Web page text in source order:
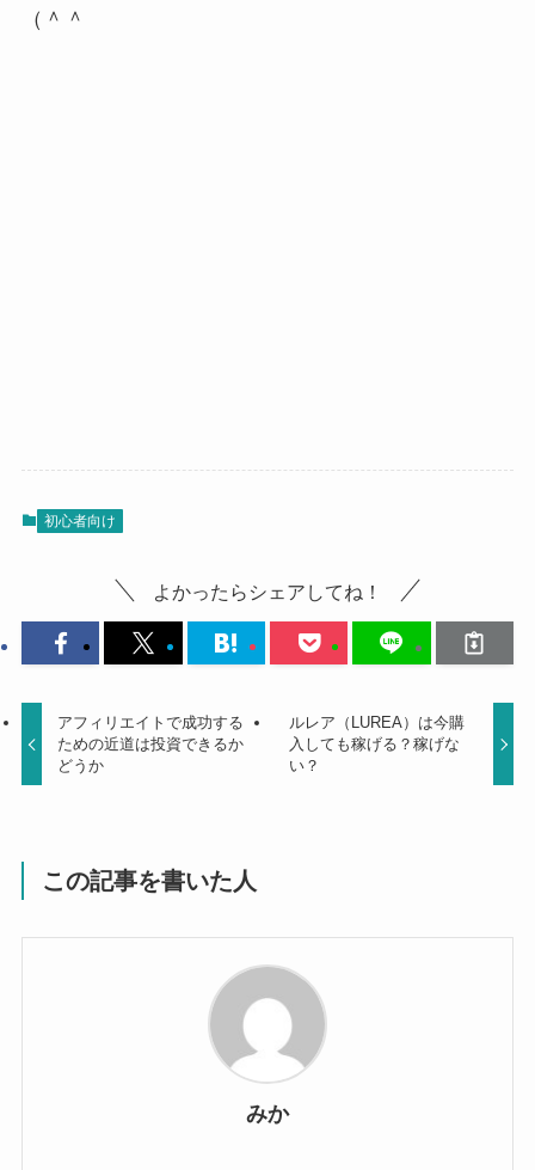
（＾＾
初心者向け
よかったらシェアしてね！
アフィリエイトで成功する
ための近道は投資できるか
どうか
ルレア（LUREA）は今購
入しても稼げる？稼げな
い？
この記事を書いた人
みか